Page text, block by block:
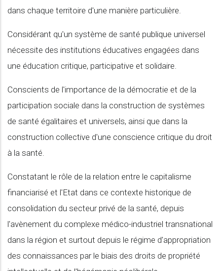
dans chaque territoire d'une manière particulière.
Considérant qu'un système de santé publique universel
nécessite des institutions éducatives engagées dans
une éducation critique, participative et solidaire.
Conscients de l'importance de la démocratie et de la
participation sociale dans la construction de systèmes
de santé égalitaires et universels, ainsi que dans la
construction collective d'une conscience critique du droit
à la santé.
Constatant le rôle de la relation entre le capitalisme
financiarisé et l'Etat dans ce contexte historique de
consolidation du secteur privé de la santé, depuis
l'avènement du complexe médico-industriel transnational
dans la région et surtout depuis le régime d'appropriation
des connaissances par le biais des droits de propriété